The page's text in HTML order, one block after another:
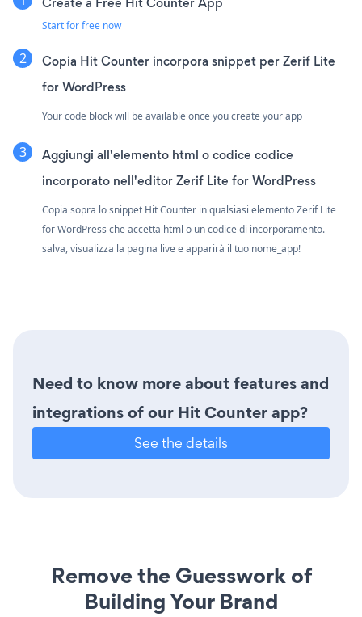
Start for free now
Copia Hit Counter incorpora snippet per Zerif Lite
for WordPress
Your code block will be available once you create your app
Aggiungi all'elemento html o codice codice
incorporato nell'editor Zerif Lite for WordPress
Copia sopra lo snippet Hit Counter in qualsiasi elemento Zerif Lite
for WordPress che accetta html o un codice di incorporamento.
salva, visualizza la pagina live e apparirà il tuo nome_app!
Need to know more about features and
integrations of our Hit Counter app?
See the details
Remove the Guesswork of
Building Your Brand